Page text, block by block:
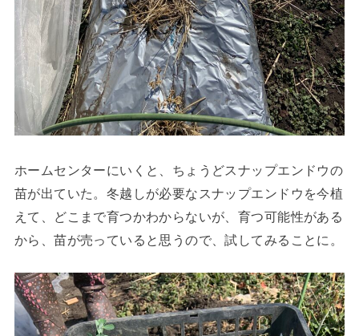
ホームセンターにいくと、ちょうどスナップエンドウの
苗が出ていた。冬越しが必要なスナップエンドウを今植
えて、どこまで育つかわからないが、育つ可能性がある
から、苗が売っていると思うので、試してみることに。